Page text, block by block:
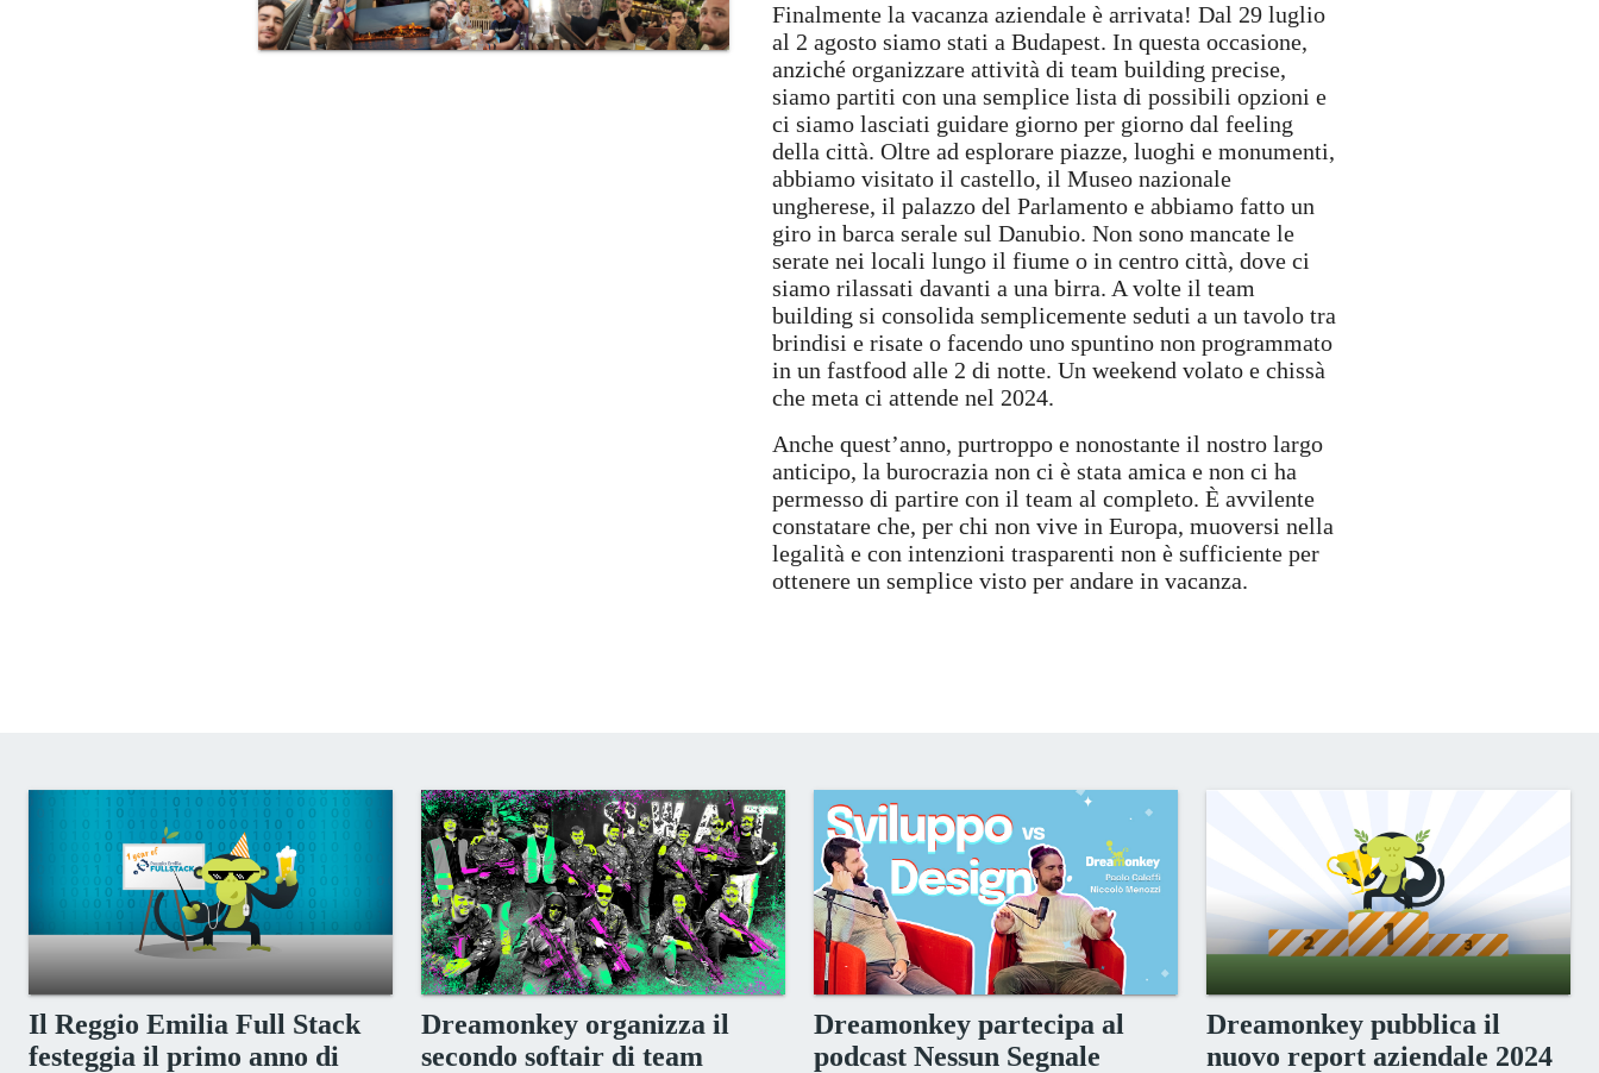
Finalmente la vacanza aziendale è arrivata! Dal 29 luglio
al 2 agosto siamo stati a Budapest. In questa occasione,
anziché organizzare attività di team building precise,
siamo partiti con una semplice lista di possibili opzioni e
ci siamo lasciati guidare giorno per giorno dal feeling
della città. Oltre ad esplorare piazze, luoghi e monumenti,
abbiamo visitato il castello, il Museo nazionale
ungherese, il palazzo del Parlamento e abbiamo fatto un
giro in barca serale sul Danubio. Non sono mancate le
serate nei locali lungo il fiume o in centro città, dove ci
siamo rilassati davanti a una birra. A volte il team
building si consolida semplicemente seduti a un tavolo tra
brindisi e risate o facendo uno spuntino non programmato
in un fastfood alle 2 di notte. Un weekend volato e chissà
che meta ci attende nel 2024.
Anche quest’anno, purtroppo e nonostante il nostro largo
anticipo, la burocrazia non ci è stata amica e non ci ha
permesso di partire con il team al completo. È avvilente
constatare che, per chi non vive in Europa, muoversi nella
legalità e con intenzioni trasparenti non è sufficiente per
ottenere un semplice visto per andare in vacanza.
Il Reggio Emilia Full Stack
festeggia il primo anno di
Dreamonkey organizza il
secondo softair di team
Dreamonkey partecipa al
podcast Nessun Segnale
Dreamonkey pubblica il
nuovo report aziendale 2024